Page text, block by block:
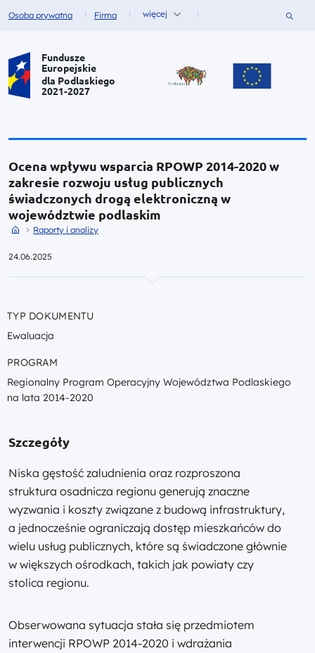
Fundusze dla
Osoba prywatna Fundusze dla
Firma więcej
Portal Funduszy Europejskich
Fundusze
Europejskie
dla Podlaskiego
2021-2027
Ocena wpływu wsparcia RPOWP 2014-2020 w
zakresie rozwoju usług publicznych
świadczonych drogą elektroniczną w
województwie podlaskim
Przejdź do strony głównej portalu
Raporty i analizyPrzejdź do Raporty i analizy
24.06.2025
TYP DOKUMENTU
Ewaluacja
PROGRAM
Regionalny Program Operacyjny Województwa Podlaskiego
na lata 2014-2020
Szczegóły
Niska gęstość zaludnienia oraz rozproszona
struktura osadnicza regionu generują znaczne
wyzwania i koszty związane z budową infrastruktury,
a jednocześnie ograniczają dostęp mieszkańców do
wielu usług publicznych, które są świadczone głównie
w większych ośrodkach, takich jak powiaty czy
stolica regionu.
Obserwowana sytuacja stała się przedmiotem
interwencji RPOWP 2014-2020 i wdrażania